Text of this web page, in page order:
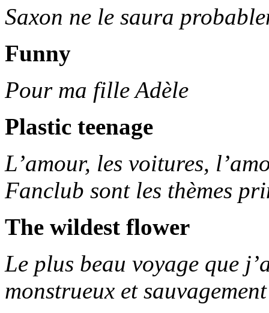
Saxon ne le saura
Funny
Pour ma fille Adèle
Plastic teenage
L’amour, les voitures,
Fanclub sont les thèmes
The wildest flower
Le plus beau voyage que
monstrueux et